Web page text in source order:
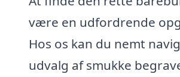
være en udfordrende
Hos os kan du nemt
udvalg af smukke